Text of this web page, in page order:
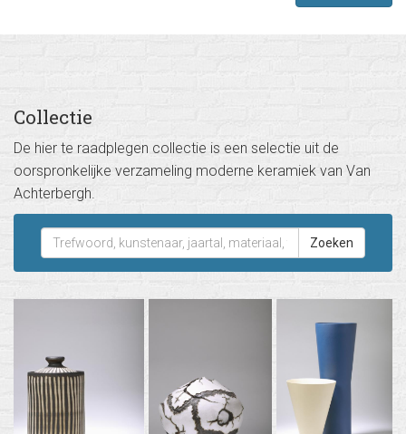
Collectie
De hier te raadplegen collectie is een selectie uit de
oorspronkelijke verzameling moderne keramiek van Van
Achterbergh.
Zoeken